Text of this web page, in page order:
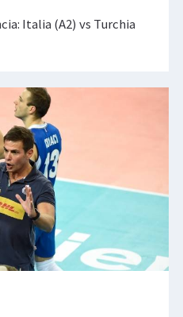
Italia (A2) vs Turchia